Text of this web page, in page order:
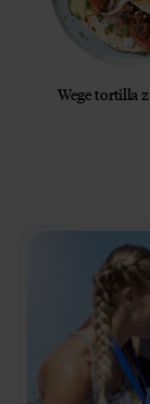
Wege tortilla